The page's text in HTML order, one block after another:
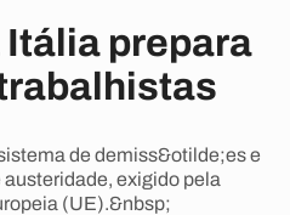
prepara
de demiss&otilde;es e
exigido pela
(UE).&nbsp;